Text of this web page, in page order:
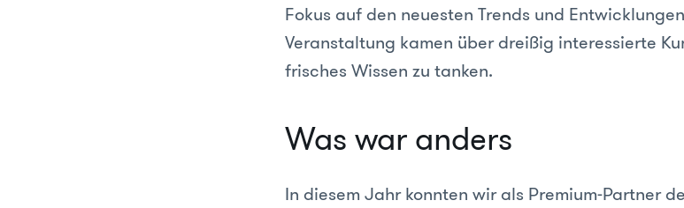
Fokus auf den neuesten Trends und
Veranstaltung kamen über dreißig interessierte
frisches Wissen zu tanken.
Was war anders
In diesem Jahr konnten wir als Premium-Partner